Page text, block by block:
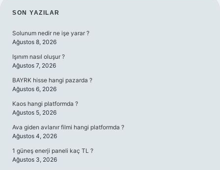
SIDEBAR
SON YAZILAR
Solunum nedir ne işe yarar ?
Ağustos 8, 2026
Işınım nasıl oluşur ?
Ağustos 7, 2026
BAYRK hisse hangi pazarda ?
Ağustos 6, 2026
Kaos hangi platformda ?
Ağustos 5, 2026
Ava giden avlanır filmi hangi platformda ?
Ağustos 4, 2026
1 güneş enerji paneli kaç TL ?
Ağustos 3, 2026